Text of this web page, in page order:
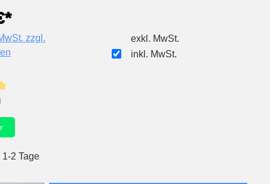
zzgl.
exkl. MwSt.
inkl. MwSt.
Bewertung von 5 von 5 Sternen
1-2 Tage